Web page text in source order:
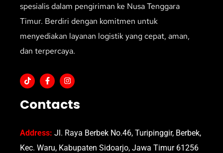
spesialis dalam pengiriman ke Nusa Tenggara
Timur. Berdiri dengan komitmen untuk
menyediakan layanan logistik yang cepat, aman,
dan terpercaya.
Contacts
Address: Jl. Raya Berbek No.46, Turipinggir, Berbek,
Kec. Waru, Kabupaten Sidoarjo, Jawa Timur 61256